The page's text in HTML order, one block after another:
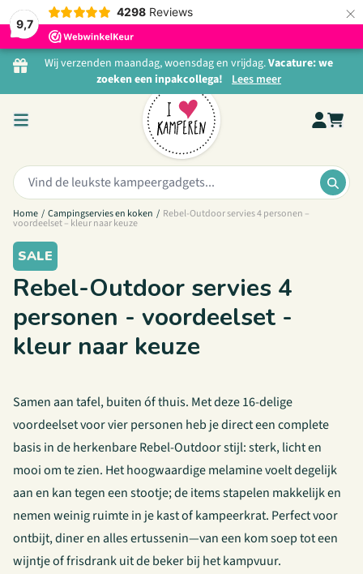
9,7
4298 Reviews ×
Ga naar de inhoud
Wij verzenden maandag, woensdag en vrijdag.Vacature: we
zoeken een inpakcollega! Lees meer
Zoeken:
Home / Campingservies en koken / Rebel-Outdoor servies 4 personen –
voordeelset – kleur naar keuze
SALE
Rebel-Outdoor servies 4
personen - voordeelset -
kleur naar keuze
Samen aan tafel, buiten óf thuis. Met deze 16-delige
voordeelset voor vier personen heb je direct een complete
basis in de herkenbare Rebel-Outdoor stijl: sterk, licht en
mooi om te zien. Het hoogwaardige melamine voelt degelijk
aan en kan tegen een stootje; de items stapelen makkelijk en
nemen weinig ruimte in je kast of kampeerkrat. Perfect voor
ontbijt, diner en alles ertussenin—van een kom soep tot een
wijntje of frisdrank uit de beker bij het kampvuur.